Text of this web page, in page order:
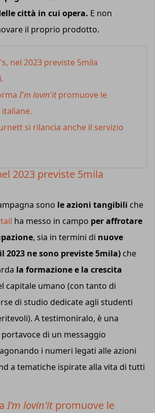
città in cui opera. E non
il proprio prodotto.
nel 2023 previste 5mila
I'm lovin'itpromuove le
italiane.
si rilancia anche il servizio
2023 previste 5mila
sono le azioni tangibili che
ha messo in campo per affrotare
, sia in termini di nuove
2023 ne sono previste 5mila) che
la formazione e la crescita
capitale umano (con tanto di
di studio dedicate agli studenti
A testimoniralo, è una
di un messaggio
i numeri legati alle azioni
a tematiche ispirate alla vita di tutti
I'm lovin'itpromuove le